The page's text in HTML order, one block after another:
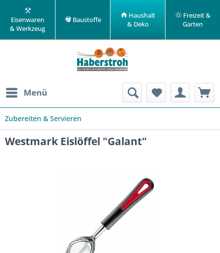
Eisenwaren
& Werkzeug
Baustoffe
Haushalt
& Deko
Freizeit &
Garten
Menü
Zubereiten & Servieren
Westmark Eislöffel "Galant"